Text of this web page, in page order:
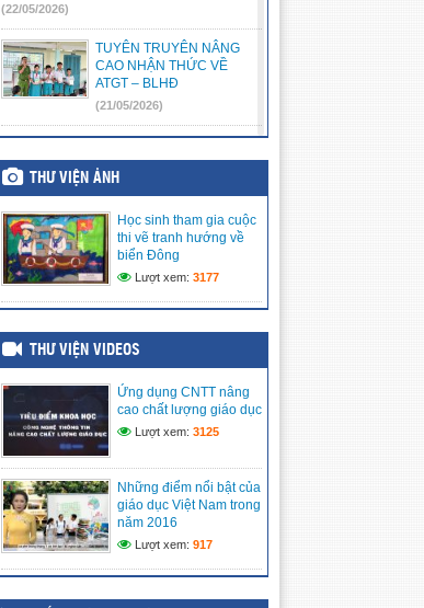
(22/05/2026)
TUYÊN TRUYÊN NÂNG
CAO NHẬN THỨC VỀ
ATGT – BLHĐ
(21/05/2026)
“CHÚNG EM KỂ CHUYỆN
BÁC HỒ” – NƠI NHỮNG
TRÁI TIM NHỎ HƯỚNG VỀ
BÁC KÍNH YÊU] 🌸
(17/05/2026)
LIÊN ĐỘI TRƯỜNG TIỂU
RÀNG RA MẮT CÂU LẠC
MẦM TÀI NĂNG NHÍ
(15/05/2026)
LIÊN ĐỘI TRƯỜNG TIỂU
HỌC VĨNH PHONG 3 TRAO
TẶNG QUÀ HỖ TRỢ CHO
THIẾU NHI CÓ HOÀN
CẢNH KHÓ KHĂN
(08/05/2026)
MÔ HÌNH TRẢI NGHIỆM
SÁNG TẠO: “CHẮP CÁNH
TÀI NĂNG NHÍ TRÊN NỀN
THƯ VIỆN ẢNH
Học sinh tham gia cuộc
thi vẽ tranh hướng về
biển Đông
Lượt xem: 3177
THƯ VIỆN VIDEOS
Ứng dụng CNTT nâng
cao chất lượng giáo dục
Lượt xem: 3125
Những điểm nổi bật của
giáo dục Việt Nam trong
năm 2016
Lượt xem: 917